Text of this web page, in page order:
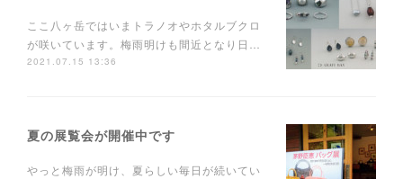
ここ八ヶ岳ではいまトラノオやホタルブクロ
が咲いています。梅雨明けも間近となり日…
2021.07.15 13:36
夏の展覧会が開催中です
やっと梅雨が明け、夏らしい毎日が続いてい